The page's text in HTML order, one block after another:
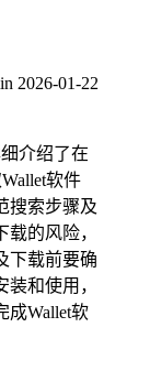
2026-01-22
介绍了在
软件
搜索步骤及
的风险，
下载前要确
和使用，
成Wallet软